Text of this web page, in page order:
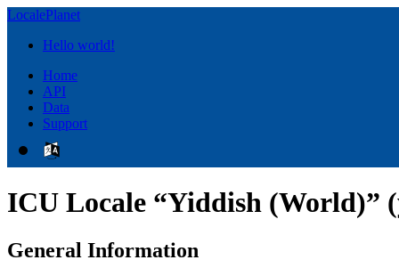
LocalePlanet
Hello world!
Home
API
Data
Support
ICU Locale “Yiddish (World)”
General Information